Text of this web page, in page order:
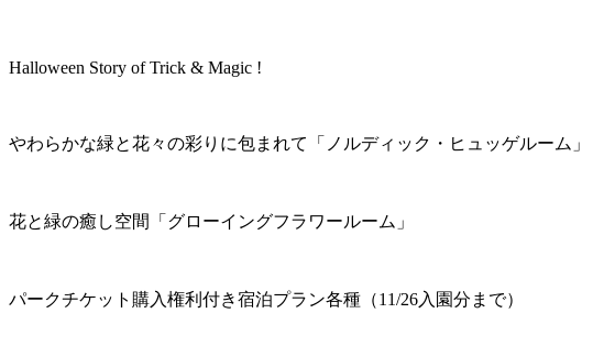
Halloween Story of Trick & Magic !
やわらかな緑と花々の彩りに包まれて「ノルディック・ヒュッゲルーム」
花と緑の癒し空間「グローイングフラワールーム」
パークチケット購入権利付き宿泊プラン各種（11/26入園分まで）